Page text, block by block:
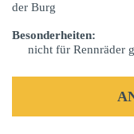
der Burg
Besonderheiten:
nicht für Rennräder